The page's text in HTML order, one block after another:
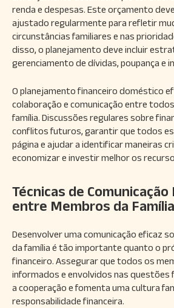
renda e despesas. Este orçamento
ajustado regularmente para refletir
circunstâncias familiares e nas
disso, o planejamento deve incluir
gerenciamento de dívidas, poupança e
O planejamento financeiro doméstico
colaboração e comunicação entre
família. Discussões regulares sobre
conflitos futuros, garantir que todos
página e ajudar a identificar maneiras
economizar e investir melhor os
Técnicas de Comunicação
entre Membros da Família
Desenvolver uma comunicação eficaz
da família é tão importante quanto o
financeiro. Assegurar que todos os
informados e envolvidos nas questões
a cooperação e fomenta uma cultura
responsabilidade financeira.